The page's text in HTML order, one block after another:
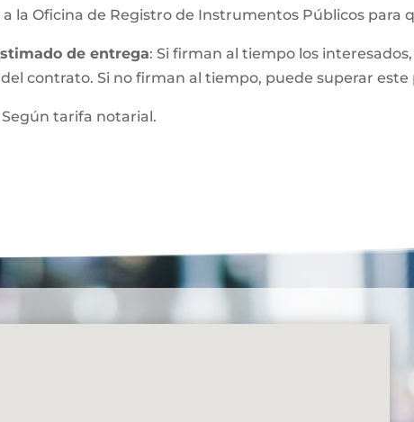
la Oficina de Registro de Instrumentos Públicos para
de entrega: Si firman al tiempo los
contrato. Si no firman al tiempo, puede superar este
Según tarifa notarial.